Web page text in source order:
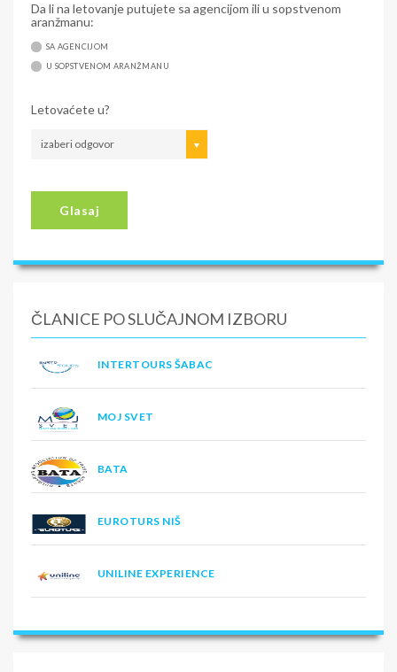
Da li na letovanje putujete sa agencijom ili u sopstvenom
aranžmanu:
SA AGENCIJOM
U SOPSTVENOM ARANŽMANU
Letovaćete u?
izaberi odgovor
Glasaj
ČLANICE PO SLUČAJNOM IZBORU
INTERTOURS ŠABAC
MOJ SVET
BATA
EUROTURS NIŠ
UNILINE EXPERIENCE